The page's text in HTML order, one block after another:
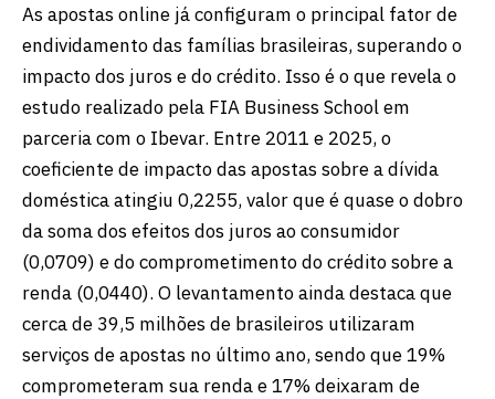
As apostas online já configuram o principal fator de
endividamento das famílias brasileiras, superando o
impacto dos juros e do crédito. Isso é o que revela o
estudo realizado pela FIA Business School em
parceria com o Ibevar. Entre 2011 e 2025, o
coeficiente de impacto das apostas sobre a dívida
doméstica atingiu 0,2255, valor que é quase o dobro
da soma dos efeitos dos juros ao consumidor
(0,0709) e do comprometimento do crédito sobre a
renda (0,0440). O levantamento ainda destaca que
cerca de 39,5 milhões de brasileiros utilizaram
serviços de apostas no último ano, sendo que 19%
comprometeram sua renda e 17% deixaram de